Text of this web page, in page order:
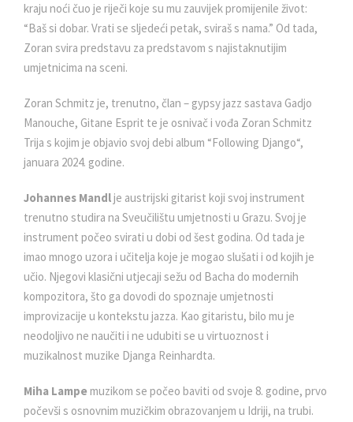
kraju noći čuo je riječi koje su mu zauvijek promijenile život:
“Baš si dobar. Vrati se sljedeći petak, sviraš s nama.” Od tada,
Zoran svira predstavu za predstavom s najistaknutijim
umjetnicima na sceni.
Zoran Schmitz je, trenutno, član – gypsy jazz sastava Gadjo
Manouche, Gitane Esprit te je osnivač i vođa Zoran Schmitz
Trija s kojim je objavio svoj debi album “Following Django“,
januara 2024. godine.
Johannes Mandlje austrijski gitarist koji svoj instrument
trenutno studira na Sveučilištu umjetnosti u Grazu. Svoj je
instrument počeo svirati u dobi od šest godina. Od tada je
imao mnogo uzora i učitelja koje je mogao slušati i od kojih je
učio. Njegovi klasični utjecaji sežu od Bacha do modernih
kompozitora, što ga dovodi do spoznaje umjetnosti
improvizacije u kontekstu jazza. Kao gitaristu, bilo mu je
neodoljivo ne naučiti i ne udubiti se u virtuoznost i
muzikalnost muzike Djanga Reinhardta.
Miha Lampe muzikom se počeo baviti od svoje 8. godine, prvo
počevši s osnovnim muzičkim obrazovanjem u Idriji, na trubi.